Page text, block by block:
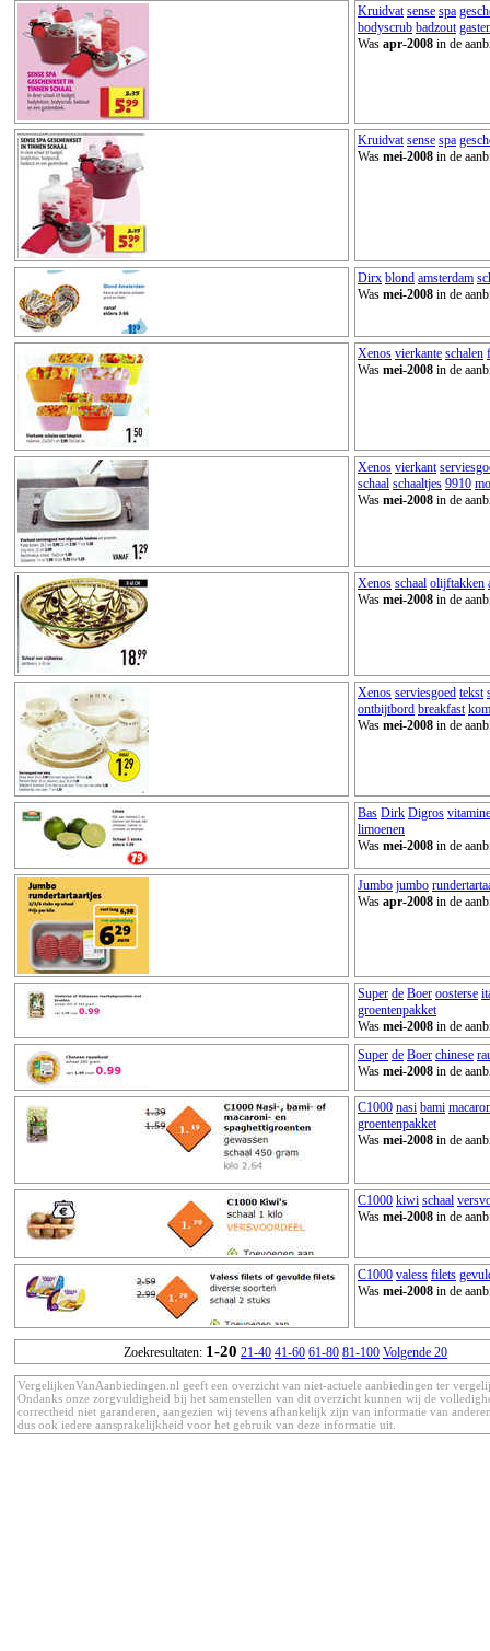
Kruidvat sense spa
bodyscrub badzout
Was apr-2008 in de
Kruidvat sense spa
Was mei-2008 in de
Dirx blond amsterdam
Was mei-2008 in de
Xenos vierkante schalen
Was mei-2008 in de
Xenos vierkant
schaal schaaltjes 9910
Was mei-2008 in de
Xenos schaal olijftakken
Was mei-2008 in de
Xenos serviesgoed tekst
ontbijtbord breakfast kom
Was mei-2008 in de
Bas Dirk Digros vitamine
limoenen
Was mei-2008 in de
Jumbo jumbo
Was apr-2008 in de
Super de Boer oosterse
groentenpakket
Was mei-2008 in de
Super de Boer chinese
Was mei-2008 in de
C1000 nasi bami
groentenpakket
Was mei-2008 in de
C1000 kiwi schaal
Was mei-2008 in de
C1000 valess filets
Was mei-2008 in de
Zoekresultaten: 1-20 21-40 41-60 61-80 81-100 Volgende 20
VergelijkenVanAanbiedingen.nl geeft een overzicht van niet-actuele aanbiedingen ter
Ondanks onze zorgvuldigheid bij het samenstellen van dit overzicht kunnen wij de
correctheid niet garanderen, aangezien wij tevens afhankelijk zijn van informatie van
dus ook iedere aansprakelijkheid voor het gebruik van deze informatie uit.